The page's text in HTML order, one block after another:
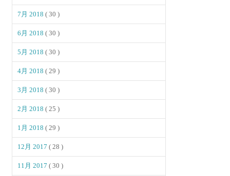
7月 2018( 30 )
6月 2018( 30 )
5月 2018( 30 )
4月 2018( 29 )
3月 2018( 30 )
2月 2018( 25 )
1月 2018( 29 )
12月 2017( 28 )
11月 2017( 30 )